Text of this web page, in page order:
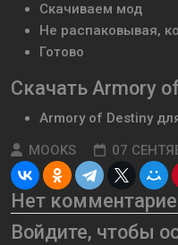
Скачиваем мод
Не распаковывая,
Готово
Скачать Armory
Armory of Destiny
MOOKS
07
Нет
Войдите, чтобы